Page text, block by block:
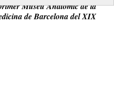
Museu Anatòmic de la
de Barcelona del XIX